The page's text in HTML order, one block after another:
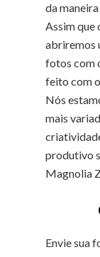
da
Assim que
abriremos
fotos com
feito com
Nós
mais
produtivo
Magnolia
Envie sua